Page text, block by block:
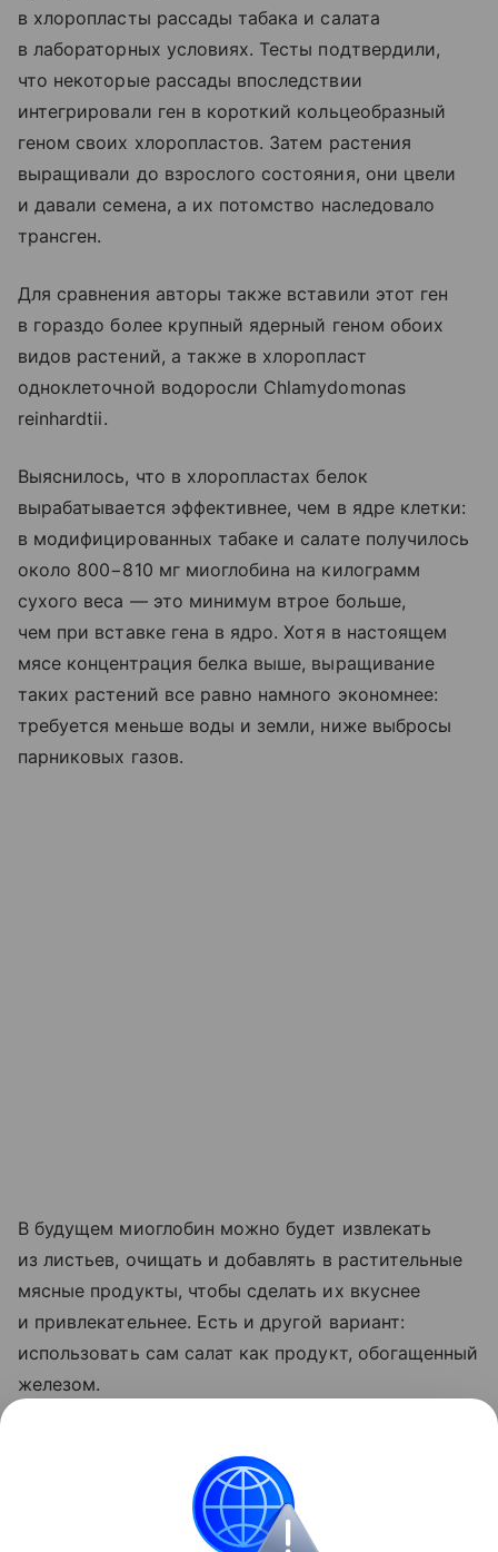
в хлоропласты рассады табака и салата
в лабораторных условиях. Тесты подтвердили,
что некоторые рассады впоследствии
интегрировали ген в короткий кольцеобразный
геном своих хлоропластов. Затем растения
выращивали до взрослого состояния, они цвели
и давали семена, а их потомство наследовало
трансген.
Для сравнения авторы также вставили этот ген
в гораздо более крупный ядерный геном обоих
видов растений, а также в хлоропласт
одноклеточной водоросли Chlamydomonas
reinhardtii.
Выяснилось, что в хлоропластах белок
вырабатывается эффективнее, чем в ядре клетки:
в модифицированных табаке и салате получилось
около 800−810 мг миоглобина на килограмм
сухого веса — это минимум втрое больше,
чем при вставке гена в ядро. Хотя в настоящем
мясе концентрация белка выше, выращивание
таких растений все равно намного экономнее:
требуется меньше воды и земли, ниже выбросы
парниковых газов.
В будущем миоглобин можно будет извлекать
из листьев, очищать и добавлять в растительные
мясные продукты, чтобы сделать их вкуснее
и привлекательнее. Есть и другой вариант:
использовать сам салат как продукт, обогащенный
железом.
раскрыта причина разнообразия зубов у хищных